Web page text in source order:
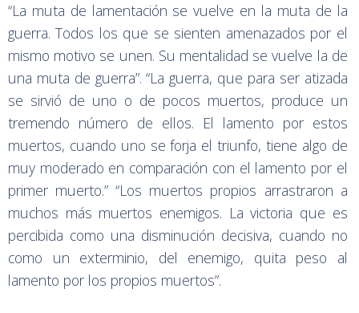
“La muta de lamentación se vuelve en la muta de la
guerra. Todos los que se sienten amenazados por el
mismo motivo se unen. Su mentalidad se vuelve la de
una muta de guerra”. “La guerra, que para ser atizada
se sirvió de uno o de pocos muertos, produce un
tremendo número de ellos. El lamento por estos
muertos, cuando uno se forja el triunfo, tiene algo de
muy moderado en comparación con el lamento por el
primer muerto.” “Los muertos propios arrastraron a
muchos más muertos enemigos. La victoria que es
percibida como una disminución decisiva, cuando no
como un exterminio, del enemigo, quita peso al
lamento por los propios muertos”.